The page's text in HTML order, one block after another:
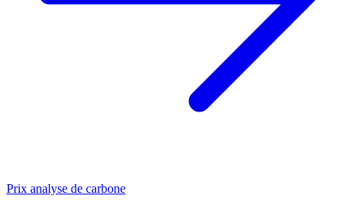
Prix analyse de carbone